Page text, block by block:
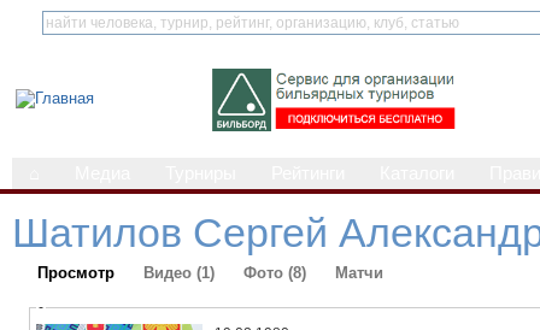
Шатилов Сергей
Просмотр Видео (1) Фото (8) Матчи
-